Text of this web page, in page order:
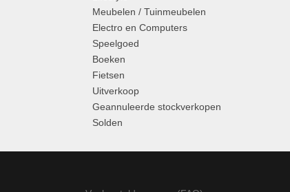
Meubelen / Tuinmeubelen
Electro en Computers
Speelgoed
Boeken
Fietsen
Uitverkoop
Geannuleerde stockverkopen
Solden